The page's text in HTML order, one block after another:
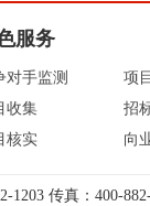
服务
对手监测
收集
核实
项
招
向
1203 传真：400-